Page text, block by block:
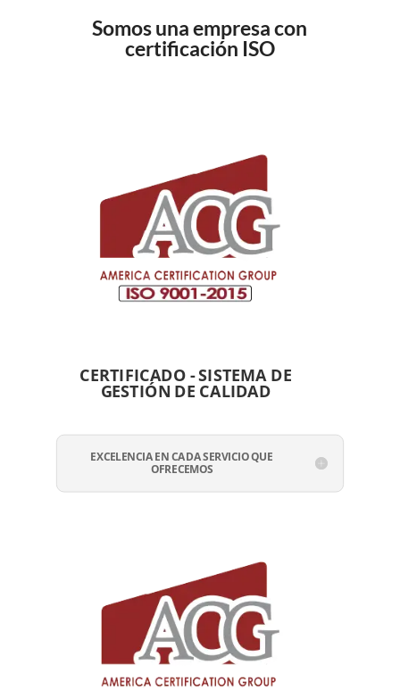
Somos una empresa con
certificación ISO
CERTIFICADO - SISTEMA DE
GESTIÓN DE CALIDAD
EXCELENCIA EN CADA SERVICIO QUE
OFRECEMOS